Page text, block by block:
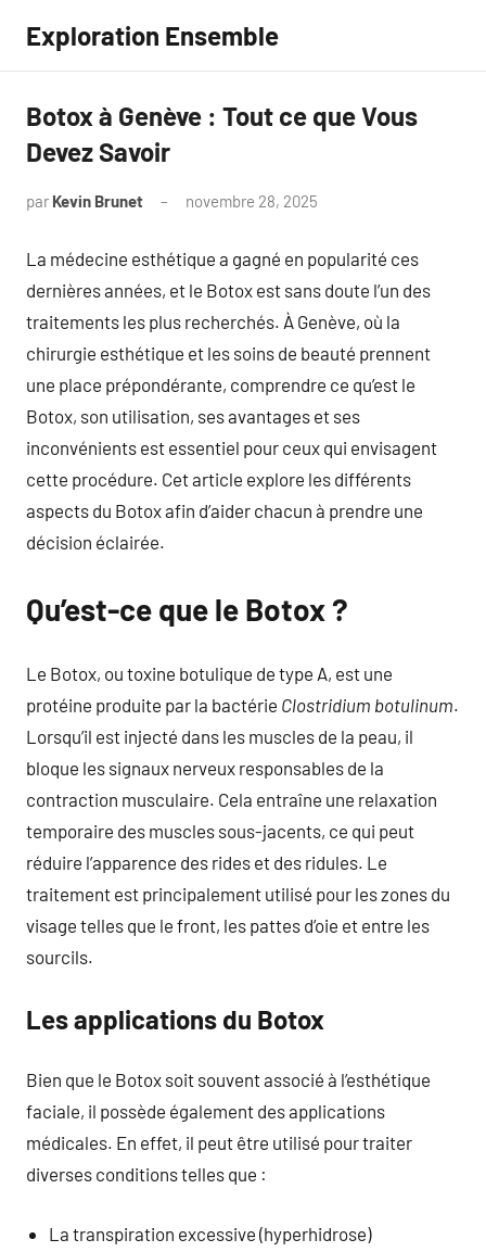
contenu
Exploration Ensemble
Botox à Genève : Tout ce que Vous
Devez Savoir
par Kevin Brunet novembre 28, 2025
La médecine esthétique a gagné en popularité ces
dernières années, et le Botox est sans doute l’un des
traitements les plus recherchés. À Genève, où la
chirurgie esthétique et les soins de beauté prennent
une place prépondérante, comprendre ce qu’est le
Botox, son utilisation, ses avantages et ses
inconvénients est essentiel pour ceux qui envisagent
cette procédure. Cet article explore les différents
aspects du Botox afin d’aider chacun à prendre une
décision éclairée.
Qu’est-ce que le Botox ?
Le Botox, ou toxine botulique de type A, est une
protéine produite par la bactérie Clostridium botulinum.
Lorsqu’il est injecté dans les muscles de la peau, il
bloque les signaux nerveux responsables de la
contraction musculaire. Cela entraîne une relaxation
temporaire des muscles sous-jacents, ce qui peut
réduire l’apparence des rides et des ridules. Le
traitement est principalement utilisé pour les zones du
visage telles que le front, les pattes d’oie et entre les
sourcils.
Les applications du Botox
Bien que le Botox soit souvent associé à l’esthétique
faciale, il possède également des applications
médicales. En effet, il peut être utilisé pour traiter
diverses conditions telles que :
La transpiration excessive (hyperhidrose)